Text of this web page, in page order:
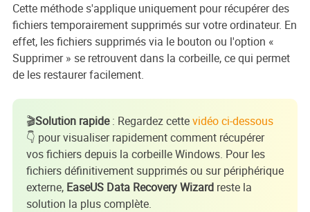
Cette méthode s'applique uniquement pour récupérer des
fichiers temporairement supprimés sur votre ordinateur. En
effet, les fichiers supprimés via le bouton ou l'option «
Supprimer » se retrouvent dans la corbeille, ce qui permet
de les restaurer facilement.
🎬Solution rapide: Regardez cettevidéo ci-dessous
👇 pour visualiser rapidement comment récupérer
vos fichiers depuis la corbeille Windows. Pour les
fichiers définitivement supprimés ou sur périphérique
externe, EaseUS Data Recovery Wizardreste la
solution la plus complète.